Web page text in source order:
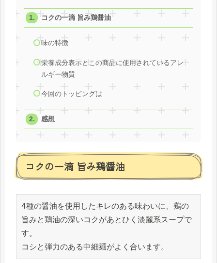
コクの一滴 旨み鶏醤油
味の特徴
栄養成分表示とこの商品に使用されているアレ
ルギー物質
今回のトッピングは
感想
コクの一滴 旨み鶏醤油
4種の醤油を使用したキレのある味わいに、鶏の
旨みと鶏油の深いコクがあとひく淡麗系スープで
す。
コシと弾力のある中細麺がよく合います。